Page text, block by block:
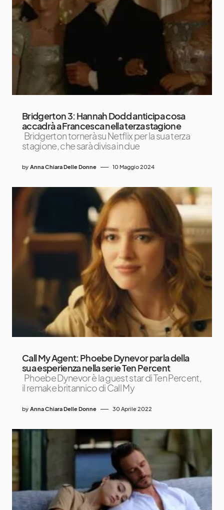
Bridgerton 3: Hannah Dodd anticipa cosa
accadrà a Francesca nella terza stagione
Bridgerton tornerà su Netflix per la sua terza
stagione, che sarà divisa in due
by Anna Chiara Delle Donne 10 Maggio 2024
Call My Agent: Phoebe Dynevor parla della
sua esperienza nella serie Ten Percent
Phoebe Dynevor è la guest star di Ten Percent,
il remake britannico di Call My
by Anna Chiara Delle Donne 30 Aprile 2022